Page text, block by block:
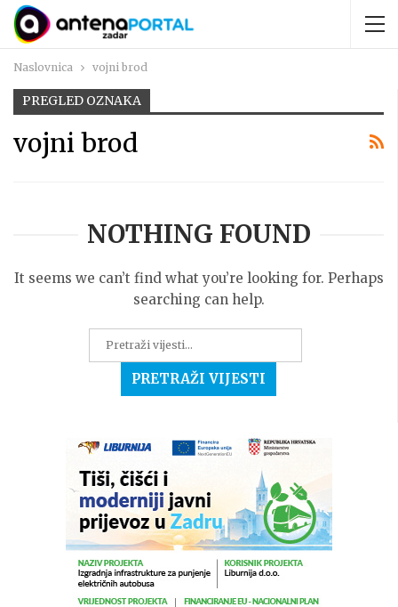
Naslovnica vojni brod
PREGLED OZNAKA
vojni brod
NOTHING FOUND
It seems we can’t find what you’re looking for. Perhaps
searching can help.